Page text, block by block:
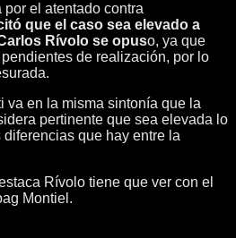
por el atentado contra
que el caso sea elevado a
Rívolo se opuso, ya que
de realización, por lo
va en la misma sintonía que la
pertinente que sea elevada lo
que hay entre la
Rívolo tiene que ver con el
Montiel.